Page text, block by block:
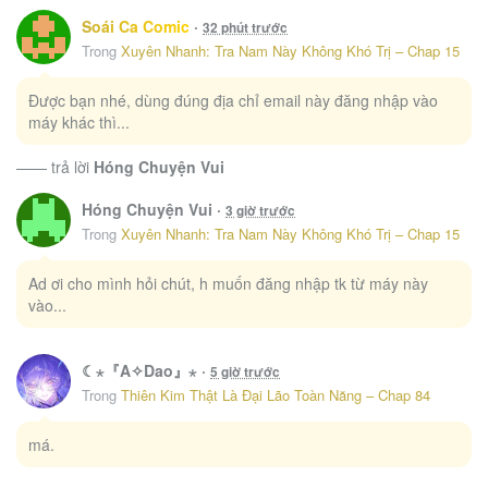
Sau Ly Hôn Chồng Cũ Cứ Muốn Trở Lại Làm Chính Thất7
Sự Trở Lại Cực Gắt Của Chị Đại Sau Hủy Hôn
272 8
212
Kẻ Phản Diện Trong Sách Nghe Thấy Tiếng Lòng Của Ta
203 10
Soái Ca Comic · 32 phút trước
Trong Xuyên Nhanh: Tra Nam Này Không Khó Trị – Chap 15
Được bạn nhé, dùng đúng địa chỉ email này đăng nhập vào
máy khác thì...
—— trả lời Hóng Chuyện Vui
Hóng Chuyện Vui · 3 giờ trước
Trong Xuyên Nhanh: Tra Nam Này Không Khó Trị – Chap 15
Ad ơi cho mình hỏi chút, h muốn đăng nhập tk từ máy này
vào...
☾⋆『A✧Dao』⋆ · 5 giờ trước
Trong Thiên Kim Thật Là Đại Lão Toàn Năng – Chap 84
má.